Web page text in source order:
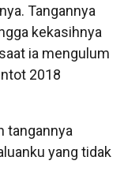
Tangannya
kekasihnya
ia mengulum
2018
tangannya
yang tidak